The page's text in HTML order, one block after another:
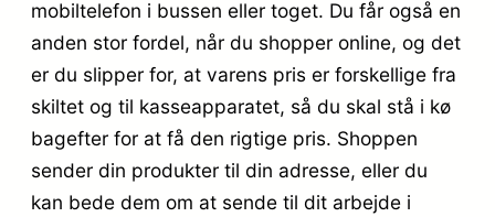
mobiltelefon i bussen eller toget. Du får også en
anden stor fordel, når du shopper online, og det
er du slipper for, at varens pris er forskellige fra
skiltet og til kasseapparatet, så du skal stå i kø
bagefter for at få den rigtige pris. Shoppen
sender din produkter til din adresse, eller du
kan bede dem om at sende til dit arbejde i